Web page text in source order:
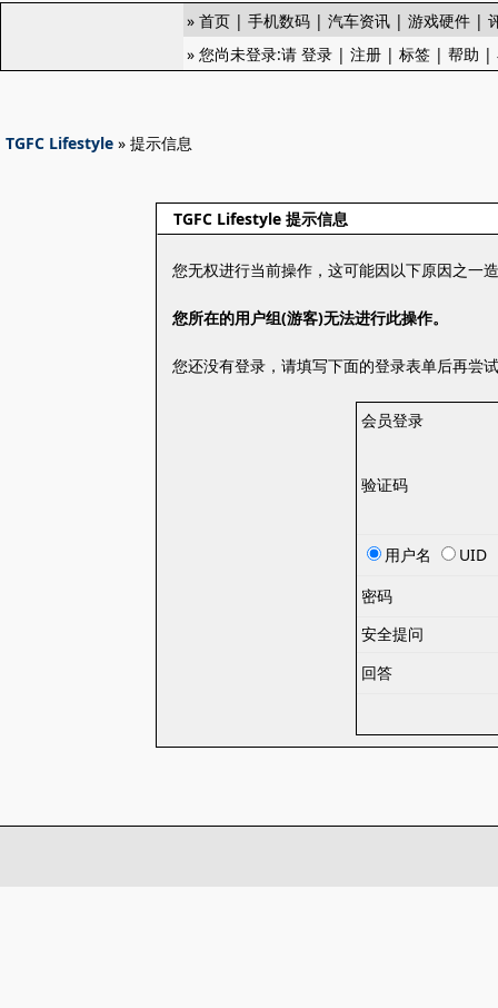
» 首页 | 手机数码 | 汽车资讯 | 游戏硬件 |
» 您尚未登录:请 登录 | 注册 | 标签 | 帮助 |
TGFC Lifestyle » 提示信息
TGFC Lifestyle 提示信息
您无权进行当前操作，这可能因以下原因之一
您所在的用户组(游客)无法进行此操作。
您还没有登录，请填写下面的登录表单后再尝
会员登录
验证码
用户名
UID
密码
安全提问
回答